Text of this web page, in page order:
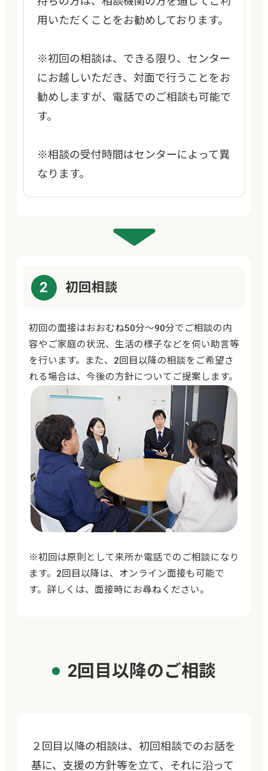
用いただくことをお勧めしております。
※初回の相談は、できる限り、センター
にお越しいただき、対面で行うことをお
勧めしますが、電話でのご相談も可能で
す。
※相談の受付時間はセンターによって異
なります。
2 初回相談
初回の面接はおおむね50分～90分でご相談の内
容やご家庭の状況、生活の様子などを伺い助言等
を行います。また、2回目以降の相談をご希望さ
れる場合は、今後の方針についてご提案します。
※初回は原則として来所か電話でのご相談になり
ます。2回目以降は、オンライン面接も可能で
す。詳しくは、面接時にお尋ねください。
2回目以降のご相談
２回目以降の相談は、初回相談でのお話を
基に、支援の方針等を立て、それに沿って